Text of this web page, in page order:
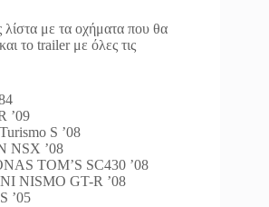
με τα οχήματα που θα
το trailer με όλες τις
’09
S ’08
NSX ’08
TOM’S SC430 ’08
NISMO GT-R ’08
’05